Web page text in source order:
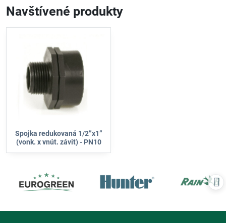
Navštívené produkty
Spojka redukovaná 1/2”x1”
(vonk. x vnút. závit) - PN10